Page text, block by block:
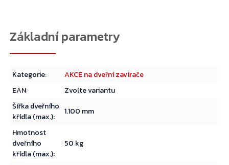
Kategorie:
AKCE na dveřní zavírače
EAN:
Zvolte variantu
Šířka dveřního
křídla (max.):
1.100 mm
Hmotnost
dveřního
křídla (max.):
50 kg